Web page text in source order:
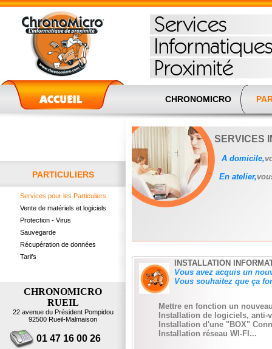
CHRONOMICRO
PARTICULIERS
Services pour les Particuliers
Vente de matériels et logiciels
Protection - Virus
Sauvegarde
Récupération de données
Tarifs
CHRONOMICRO
RUEIL
22 avenue du Président Pompidou
92500 Rueil-Malmaison
01 47 16 00 26
SERVICES
A domicile,
En atelier,
INSTALLATION
Vous avez acquis un
Vous souhaitez que ça
Mettre en fonction un
Installation de logiciels, anti-
Installation d'une "BOX"
Installation réseau WI-FI...